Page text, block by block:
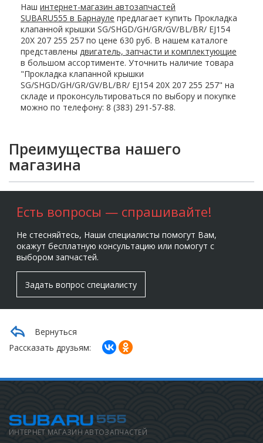
Наш интернет-магазин автозапчастей
SUBARU555 в Барнауле предлагает купить Прокладка
клапанной крышки SG/SHGD/GH/GR/GV/BL/BR/ EJ154
20X 207 255 257 по цене 630 руб. В нашем каталоге
представлены двигатель, запчасти и комплектующие
в большом ассортименте. Уточнить наличие товара
"Прокладка клапанной крышки
SG/SHGD/GH/GR/GV/BL/BR/ EJ154 20X 207 255 257" на
складе и проконсультироваться по выбору и покупке
можно по телефону: 8 (383) 291-57-88.
Преимущества нашего
магазина
Есть вопросы — спрашивайте!
Не стесняйтесь, Наши специалисты помогут Вам,
окажут бесплатную консультацию или помогут с
выбором запчастей.
Задать вопрос специалисту
Вернуться
Рассказать друзьям:
ИНТЕРНЕТ МАГАЗИН АВТОЗАПЧАСТЕЙ